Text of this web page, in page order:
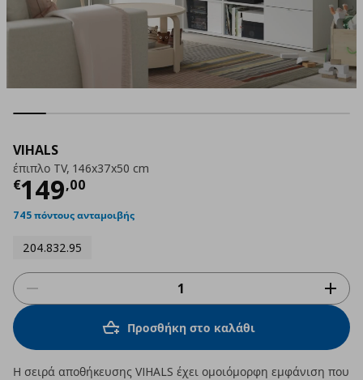
VIHALS
έπιπλο TV, 146x37x50 cm
€149,00
Τρέχουσα τιμή
745 πόντους ανταμοιβής
204.832.95
Προσθήκη στο καλάθι
Η σειρά αποθήκευσης VIHALS έχει ομοιόμορφη εμφάνιση που